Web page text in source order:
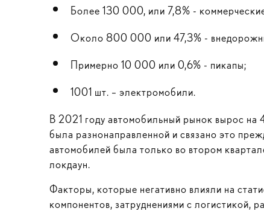
Более 130 000, или 7,8% -
Около 800 000 или 47,3% -
Примерно 10 000 или 0,6% - пикапы;
1001 шт. – электромобили.
В 2021 году автомобильный рынок вырос
была разнонаправленной и связано это
автомобилей была только во втором
локдаун.
Факторы, которые негативно влияли на
компонентов, затруднениями с логистикой,